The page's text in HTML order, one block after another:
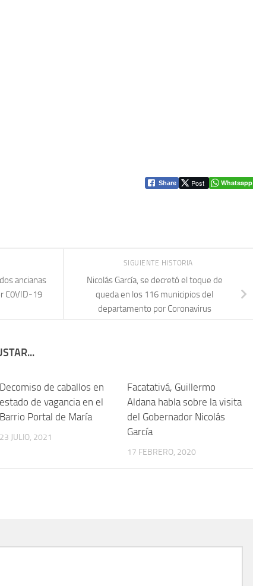
Share Post Whatsapp
SIGUIENTE HISTORIA
Nicolás García, se decretó el toque de
queda en los 116 municipios del
departamento por Coronavirus
ancianas
C0VID-19
Decomiso de caballos en
estado de vagancia en el
Barrio Portal de María
23 JULIO, 2021
Facatativá, Guillermo
Aldana habla sobre la visita
del Gobernador Nicolás
García
17 FEBRERO, 2020